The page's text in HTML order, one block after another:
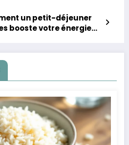
un petit-déjeuner
booste votre énergie